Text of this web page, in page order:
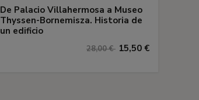
De Palacio Villahermosa a Museo
Thyssen-Bornemisza. Historia de
un edificio
28,00 € 15,50 €